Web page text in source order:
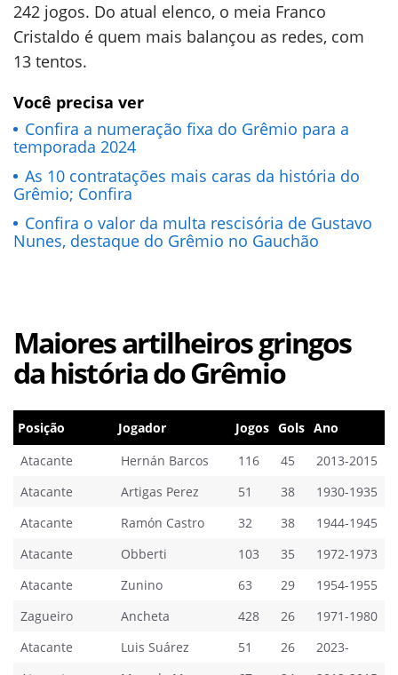
242 jogos. Do atual elenco, o meia Franco
Cristaldo é quem mais balançou as redes, com
13 tentos.
Você precisa ver
Confira a numeração fixa do Grêmio para a
temporada 2024
As 10 contratações mais caras da história do
Grêmio; Confira
Confira o valor da multa rescisória de Gustavo
Nunes, destaque do Grêmio no Gauchão
Maiores artilheiros gringos
da história do Grêmio
Posição Jogador Jogos Gols Ano
Atacante
Hernán Barcos 116 45
2013-2015
Atacante
Artigas Perez 51 38
1930-1935
Atacante
Ramón Castro 32 38
1944-1945
Atacante
Obberti 103 35
1972-1973
Atacante
Zunino 63 29
1954-1955
Zagueiro
Ancheta 428 26
1971-1980
Atacante
Luis Suárez 51 26
2023-